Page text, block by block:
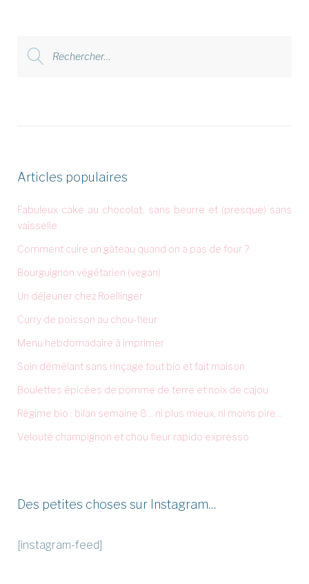
Articles populaires
Fabuleux cake au chocolat, sans beurre et (presque) sans
vaisselle
Comment cuire un gâteau quand on a pas de four ?
Bourguignon végétarien (vegan)
Un déjeuner chez Roellinger
Curry de poisson au chou-fleur
Menu hebdomadaire à imprimer
Soin démêlant sans rinçage tout bio et fait maison
Boulettes épicées de pomme de terre et noix de cajou
Régime bio : bilan semaine 8... ni plus mieux, ni moins pire...
Velouté champignon et chou fleur rapido expresso
Des petites choses sur Instagram…
[instagram-feed]